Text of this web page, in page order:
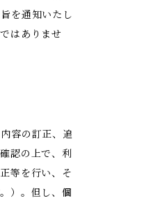
を通知いたし
はありませ
容の訂正、追
認の上で、利
等を行い、そ
）。但し、個